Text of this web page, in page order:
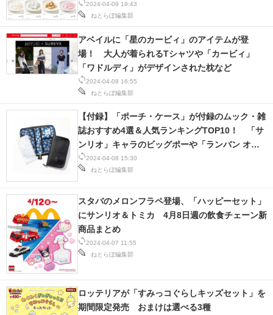
2024-04-09 19:43
ねとらぼ編集部
2024-04-08 16:55
ねとらぼ編集部
アベイルに「星のカービィ」のアイテムが登
場！ 大人が着られるTシャツや「カービィ」
「ワドルディ」がデザインされた枕など
2024-04-08 15:30
ねとらぼ編集部
【付録】「ポーチ・ケース」が付録のムック・雑
誌おすすめ4選＆人気ランキングTOP10！ 「サ
ンリオ」キャラのビッグポーや「ランバン オン
ブルー」のマルチケースなど【2024年4月】
2024-04-07 11:55
ねとらぼ編集部
スタバのメロンフラペ登場、「ハッピーセット」
にサンリオ＆トミカ 4月8日週の飲食チェーン新
商品まとめ
ロッテリアが「すみっコぐらしキッズセット」を
期間限定発売 おまけは選べる3種